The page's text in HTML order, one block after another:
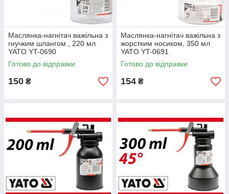
Маслянка-нагнітач важільна з
гнучким шлангом , 220 мл
YATO YT-0690
Готово до відправки
150 ₴
Маслянка-нагнітач важільна з
жорстким носиком, 350 мл
YATO YT-0691
Готово до відправки
154 ₴